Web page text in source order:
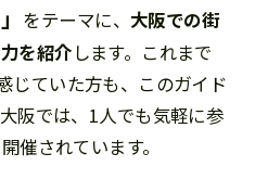
をテーマに、 大阪での街
を紹介 します。これまで
じていた方も、このガイド
阪では、1人でも気軽に参
催されています。